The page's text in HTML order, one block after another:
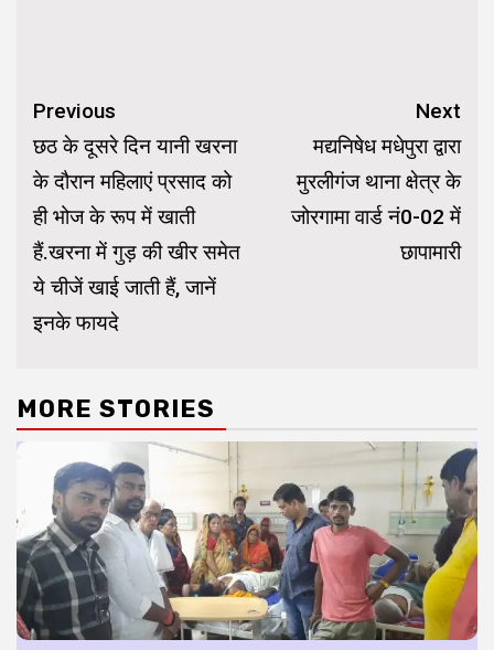
Continue
Reading
Previous
छठ के दूसरे दिन यानी खरना
के दौरान महिलाएं प्रसाद को
ही भोज के रूप में खाती
हैं.खरना में गुड़ की खीर समेत
ये चीजें खाई जाती हैं, जानें
इनके फायदे
Next
मद्यनिषेध मधेपुरा द्वारा
मुरलीगंज थाना क्षेत्र के
जोरगामा वार्ड नं0-02 में
छापामारी
MORE STORIES